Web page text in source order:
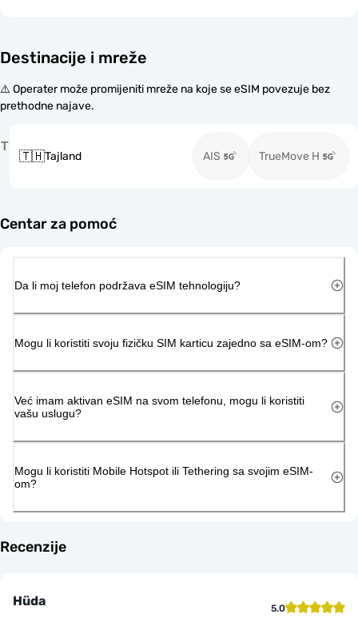
Destinacije i mreže
⚠️ Operater može promijeniti mreže na koje se eSIM povezuje bez
prethodne najave.
T
🇹🇭Tajland AIS TrueMove H
Centar za pomoć
Da li moj telefon podržava eSIM tehnologiju?
Mogu li koristiti svoju fizičku SIM karticu zajedno sa eSIM-om?
Već imam aktivan eSIM na svom telefonu, mogu li koristiti
vašu uslugu?
Mogu li koristiti Mobile Hotspot ili Tethering sa svojim eSIM-
om?
Recenzije
Hüda 5.0